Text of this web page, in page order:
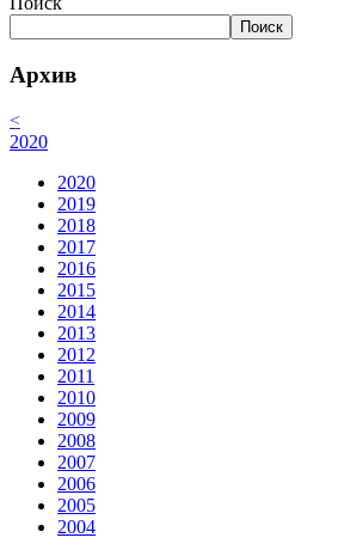
Поиск
Архив
<
2020
2020
2019
2018
2017
2016
2015
2014
2013
2012
2011
2010
2009
2008
2007
2006
2005
2004